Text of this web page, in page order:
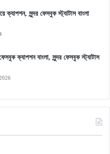
ক্যাপশন, সুন্দর ফেসবুক স্ট্যাটাস বাংলা
ক্যাপশন বাংলা, সুন্দর ফেসবুক স্ট্যাটাস